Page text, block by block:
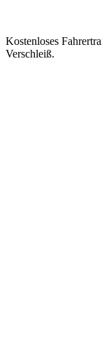
Kostenloses
Verschleiß.